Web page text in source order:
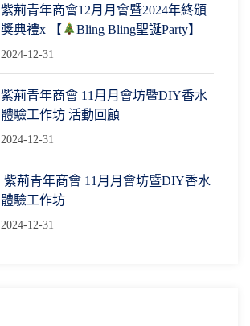
紫荊青年商會12月月會暨2024年終頒
獎典禮x 【
Bling Bling聖誕Party】
2024-12-31
紫荊青年商會 11月月會坊暨DIY香水
體驗工作坊 活動回顧
2024-12-31
紫荊青年商會 11月月會坊暨DIY香水
體驗工作坊
2024-12-31